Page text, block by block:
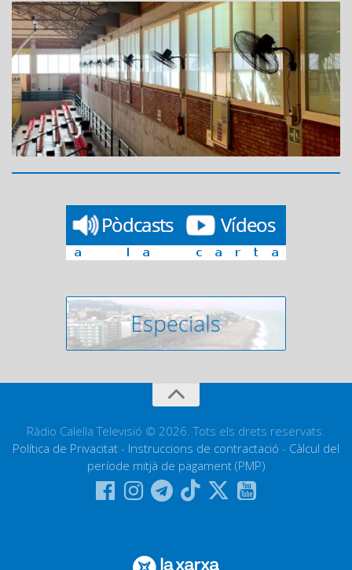
Ràdio Calella Televisió © 2026. Tots els drets reservats.
Política de Privacitat - Instruccions de contractació - Càlcul del
període mitjà de pagament (PMP)